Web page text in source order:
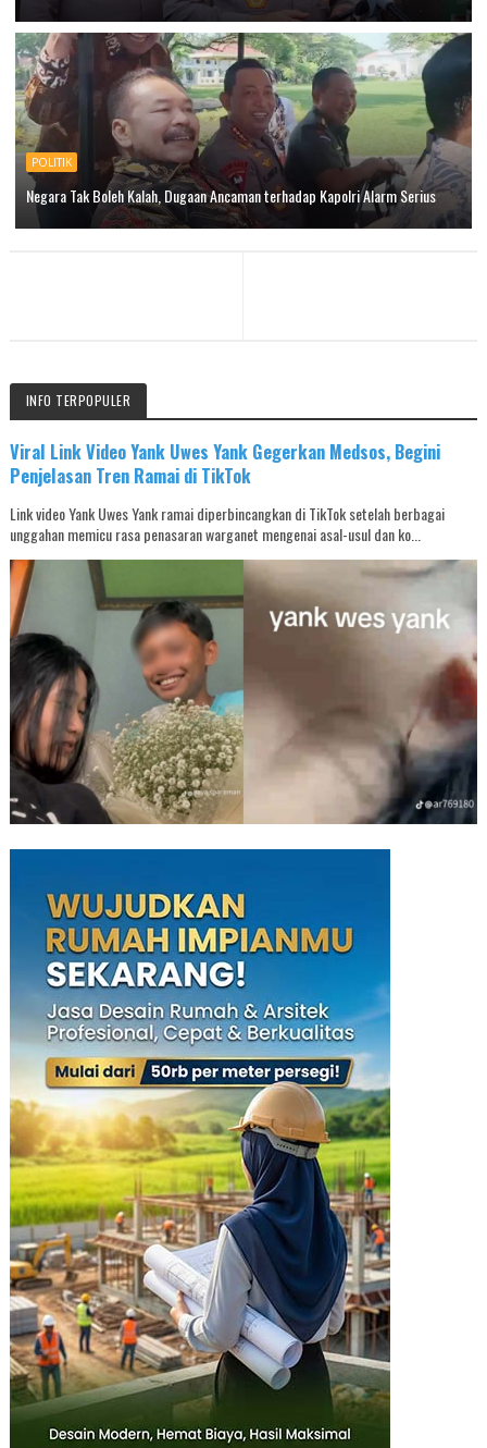
POLITIK
Negara Tak Boleh Kalah, Dugaan Ancaman terhadap Kapolri Alarm Serius
INFO TERPOPULER
Viral Link Video Yank Uwes Yank Gegerkan Medsos, Begini
Penjelasan Tren Ramai di TikTok
Link video Yank Uwes Yank ramai diperbincangkan di TikTok setelah berbagai
unggahan memicu rasa penasaran warganet mengenai asal-usul dan ko...